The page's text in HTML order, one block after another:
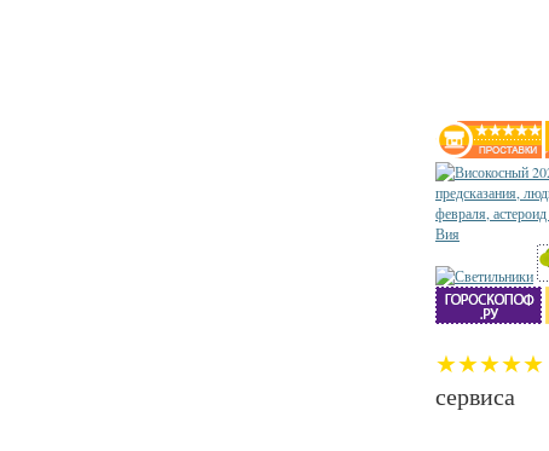
★★★★★
сервиса